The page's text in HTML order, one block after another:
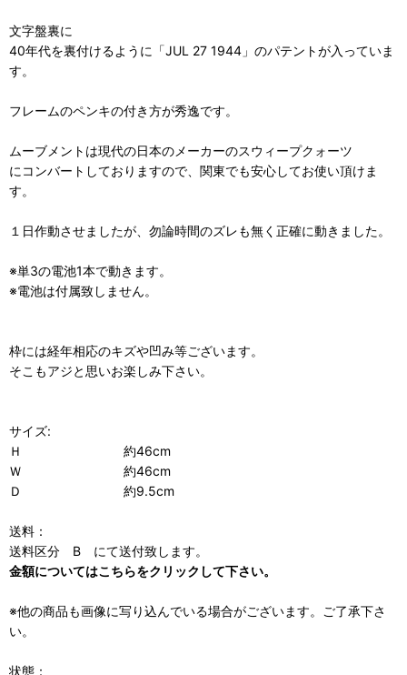
文字盤裏に
40年代を裏付けるように「JUL 27 1944」のパテントが入っていま
す。
フレームのペンキの付き方が秀逸です。
ムーブメントは現代の日本のメーカーのスウィープクォーツ
にコンバートしておりますので、関東でも安心してお使い頂けま
す。
１日作動させましたが、勿論時間のズレも無く正確に動きました。
※単3の電池1本で動きます。
※電池は付属致しません。
枠には経年相応のキズや凹み等ございます。
そこもアジと思いお楽しみ下さい。
サイズ:
Ｈ 約46cm
Ｗ 約46cm
Ｄ 約9.5cm
送料：
送料区分 B にて送付致します。
金額についてはこちらをクリックして下さい。
※他の商品も画像に写り込んでいる場合がございます。ご了承下さ
い。
状態：